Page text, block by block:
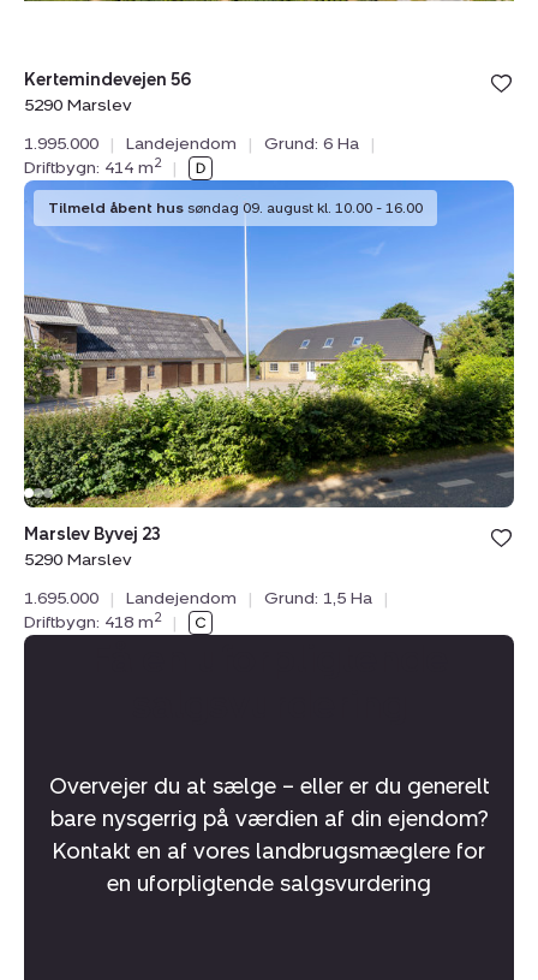
Kertemindevejen 56
5290 Marslev
1.995.000
| Landejendom | Grund: 6 Ha
|
Driftbygn: 414 m2 |
Landejendom:
Marslev
5290
Marslev
Tilmeld åbent hus søndag 09. august kl. 10.00 - 16.00
Marslev Byvej 23
5290 Marslev
1.695.000
| Landejendom | Grund: 1,5 Ha
|
Driftbygn: 418 m2 |
Overvejer du at sælge – eller er du generelt
bare nysgerrig på værdien af din ejendom?
Kontakt en af vores landbrugsmæglere for
en uforpligtende salgsvurdering